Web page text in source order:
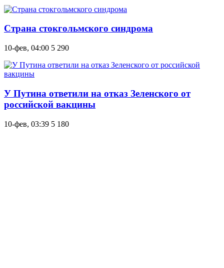
Страна стокгольмского синдрома
10-фев, 04:00 5 290
У Путина ответили на отказ Зеленского от
российской вакцины
10-фев, 03:39 5 180